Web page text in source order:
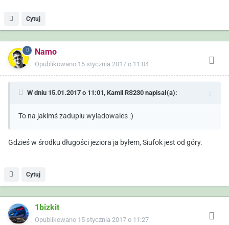
Cytuj
Namo
Opublikowano 15 stycznia 2017 o 11:04
W dniu 15.01.2017 o 11:01, Kamil RS230 napisał(a):
To na jakimś zadupiu wyladowales :)
Gdzieś w środku długości jeziora ja byłem, Siufok jest od góry.
Cytuj
1bizkit
Opublikowano 15 stycznia 2017 o 11:27